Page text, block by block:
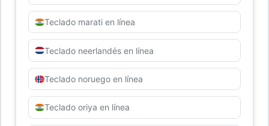
Teclado marati en línea
Teclado neerlandés en línea
Teclado noruego en línea
Teclado oriya en línea